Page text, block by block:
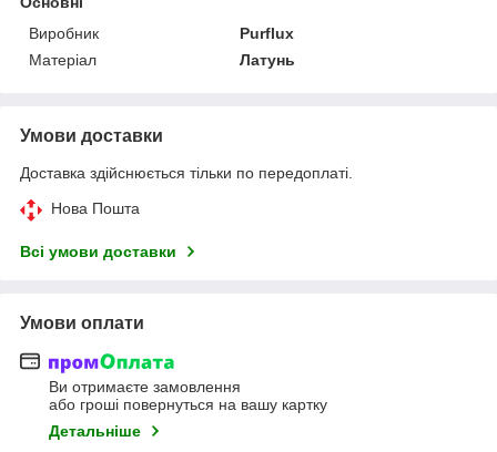
Виробник
Purflux
Матеріал
Латунь
Умови доставки
Доставка здійснюється тільки по передоплаті.
Нова Пошта
Всі умови доставки
Умови оплати
Ви отримаєте замовлення
або гроші повернуться на вашу картку
Детальніше